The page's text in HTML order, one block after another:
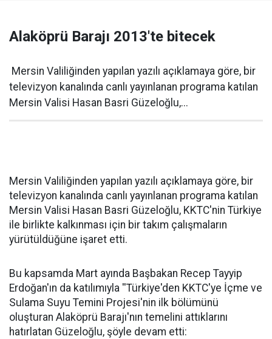
Alaköprü Barajı 2013'te bitecek
Mersin Valiliğinden yapılan yazılı açıklamaya göre, bir
televizyon kanalında canlı yayınlanan programa katılan
Mersin Valisi Hasan Basri Güzeloğlu,...
Mersin Valiliğinden yapılan yazılı açıklamaya göre, bir
televizyon kanalında canlı yayınlanan programa katılan
Mersin Valisi Hasan Basri Güzeloğlu, KKTC'nin Türkiye
ile birlikte kalkınması için bir takım çalışmaların
yürütüldüğüne işaret etti.
Bu kapsamda Mart ayında Başbakan Recep Tayyip
Erdoğan'ın da katılımıyla ''Türkiye'den KKTC'ye İçme ve
Sulama Suyu Temini Projesi'nin ilk bölümünü
oluşturan Alaköprü Barajı'nın temelini attıklarını
hatırlatan Güzeloğlu, şöyle devam etti: